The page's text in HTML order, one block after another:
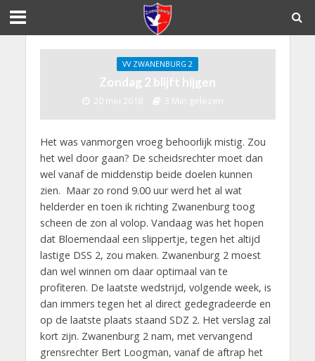
VV ZWANENBURG 2
Zondag 2 blijft hijgen
20 mei 2018 3 Min gelezen
Het was vanmorgen vroeg behoorlijk mistig. Zou
het wel door gaan? De scheidsrechter moet dan
wel vanaf de middenstip beide doelen kunnen
zien. Maar zo rond 9.00 uur werd het al wat
helderder en toen ik richting Zwanenburg toog
scheen de zon al volop. Vandaag was het hopen
dat Bloemendaal een slippertje, tegen het altijd
lastige DSS 2, zou maken. Zwanenburg 2 moest
dan wel winnen om daar optimaal van te
profiteren. De laatste wedstrijd, volgende week, is
dan immers tegen het al direct gedegradeerde en
op de laatste plaats staand SDZ 2. Het verslag zal
kort zijn. Zwanenburg 2 nam, met vervangend
grensrechter Bert Loogman, vanaf de aftrap het